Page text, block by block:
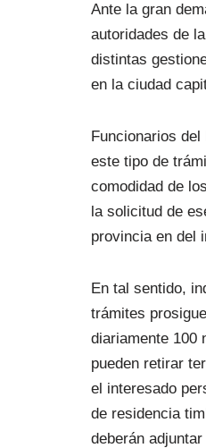
Ante la gran
autoridades de
distintas
en la ciudad
Funcionarios
este tipo de
comodidad de
la solicitud de
provincia en del
En tal sentido,
trámites
diariamente 100
pueden retirar
el interesado
de residencia
deberán